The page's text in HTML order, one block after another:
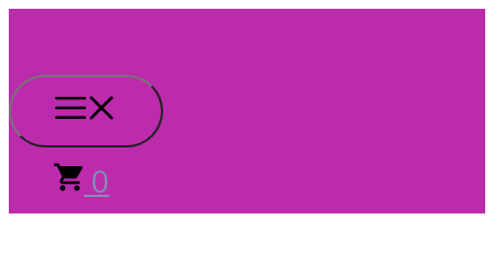
contenido
Menú
0